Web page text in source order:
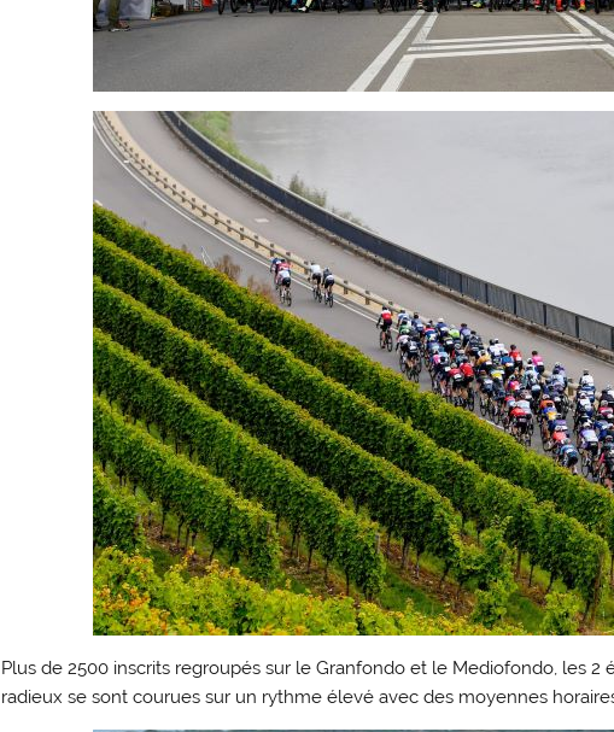
Plus de 2500 inscrits regroupés sur le Granfondo et le Mediofondo, les 2
radieux se sont courues sur un rythme élevé avec des moyennes